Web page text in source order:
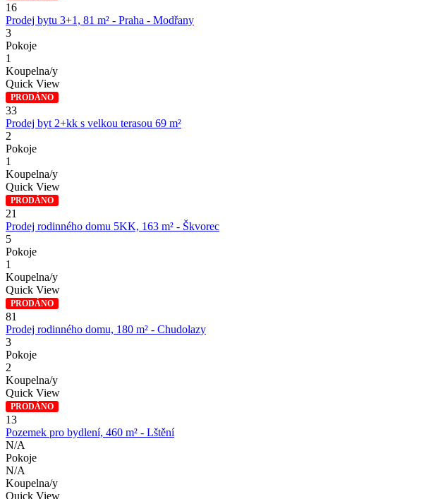
16
Prodej bytu 3+1, 81 m² - Praha - Modřany
3
Pokoje
1
Koupelna/y
Quick View
PRODÁNO
33
Prodej byt 2+kk s velkou terasou 69 m²
2
Pokoje
1
Koupelna/y
Quick View
PRODÁNO
21
Prodej rodinného domu 5KK, 163 m² - Škvorec
5
Pokoje
1
Koupelna/y
Quick View
PRODÁNO
81
Prodej rodinného domu, 180 m² - Chudolazy
3
Pokoje
2
Koupelna/y
Quick View
PRODÁNO
13
Pozemek pro bydlení, 460 m² - Lštění
N/A
Pokoje
N/A
Koupelna/y
Quick View